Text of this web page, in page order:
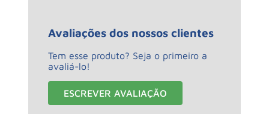
Avaliações dos nossos clientes
Tem esse produto? Seja o primeiro a
avaliá-lo!
ESCREVER AVALIAÇÃO